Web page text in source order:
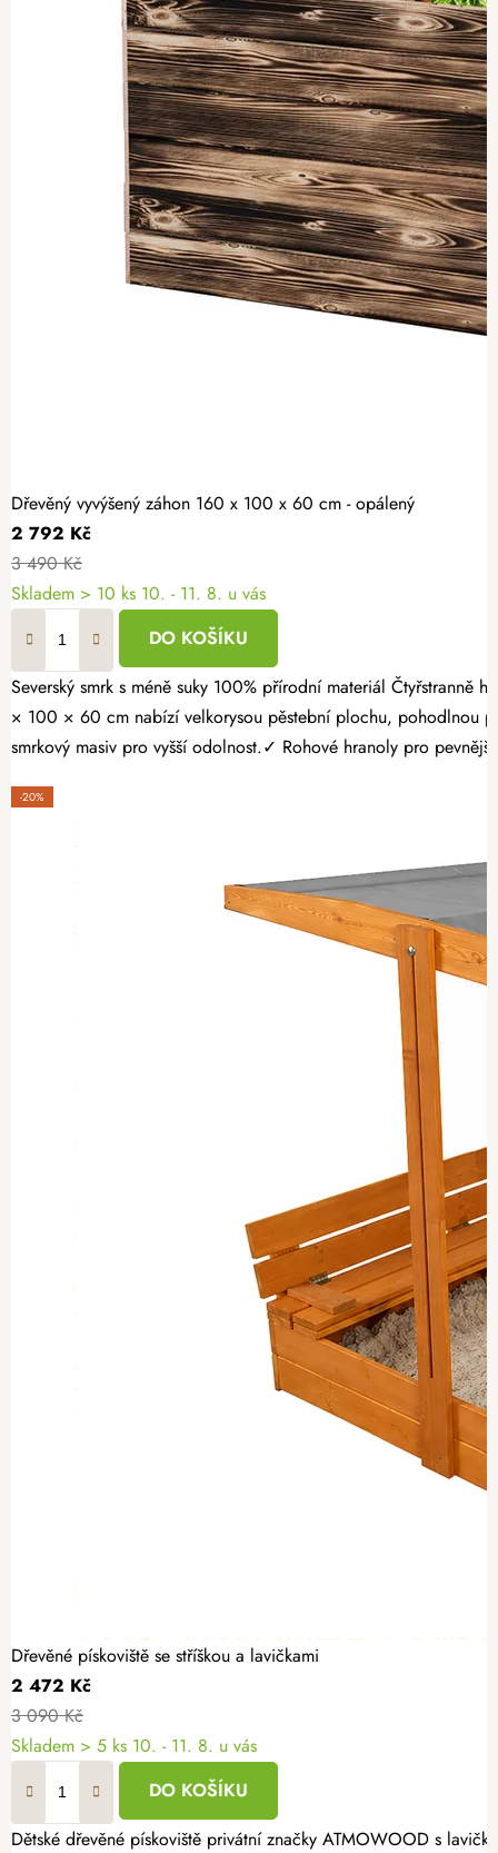
Dřevěný vyvýšený záhon 160 x 100 x 60 cm - opálený
2 792 Kč
3 490 Kč
Skladem > 10 ks 10. - 11. 8. u vás
DO KOŠÍKU
Severský smrk s méně suky 100% přírodní materiál Čtyřstranně hoblovaný masiv Proměňte svou zahradu v místo plné čerstvé zeleniny, voňavých bylinek a sladkých jahod. Opálený dřevěný vyvýšený záhon 160
× 100 × 60 cm nabízí velkorysou pěstební plochu, pohodlnou
smrkový masiv pro vyšší odolnost.✓ Rohové hranoly pro
-20%
Dřevěné pískoviště se stříškou a lavičkami
2 472 Kč
3 090 Kč
Skladem > 5 ks 10. - 11. 8. u vás
DO KOŠÍKU
Dětské dřevěné pískoviště privátní značky ATMOWOOD s